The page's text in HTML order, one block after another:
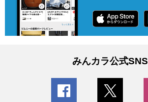
みんカラ公式SNS